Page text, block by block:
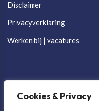
Cookies & Privacy
Disclaimer
Privacyverklaring
Werken bij | vacatures